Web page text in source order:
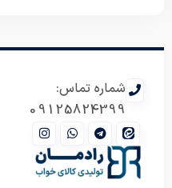
شماره تماس:
09125824399